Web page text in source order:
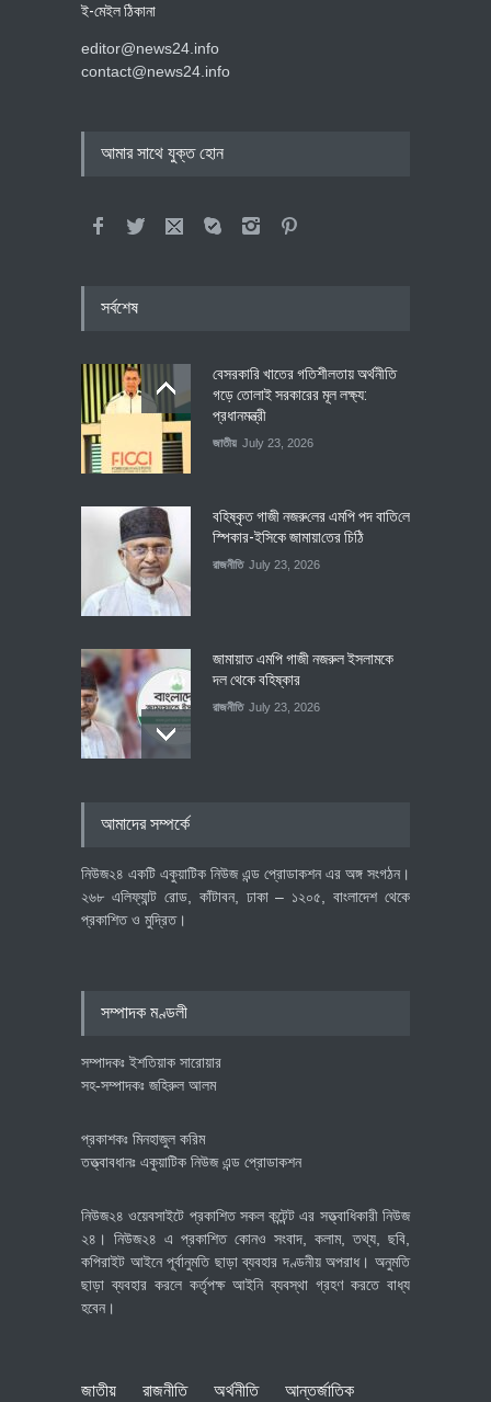
ই-মেইল ঠিকানা
editor@news24.info
contact@news24.info
আমার সাথে যুক্ত হোন
সর্বশেষ
বেসরকারি খাতের গতিশীলতায় অর্থনীতি
গড়ে তোলাই সরকারের মূল লক্ষ্য:
প্রধানমন্ত্রী
জাতীয় July 23, 2026
বহিষ্কৃত গাজী নজরু‌লের এম‌পি পদ বা‌তি‌লে
স্পিকার-ইসিকে জামায়া‌তের চি‌ঠি
রাজনীতি July 23, 2026
জামায়াত এমপি গাজী নজরুল ইসলামকে
দল থেকে বহিষ্কার
রাজনীতি July 23, 2026
আমাদের সম্পর্কে
নিউজ২৪ একটি একুয়াটিক নিউজ এন্ড প্রোডাকশন এর অঙ্গ সংগঠন।
২৬৮ এলিফ্যান্ট রোড, কাঁটাবন, ঢাকা – ১২০৫, বাংলাদেশ থেকে
প্রকাশিত ও মুদ্রিত।
সম্পাদক মণ্ডলী
সম্পাদকঃ ইশতিয়াক সারোয়ার
সহ-সম্পাদকঃ জহিরুল আলম
প্রকাশকঃ মিনহাজুল করিম
তত্ত্বাবধানঃ একুয়াটিক নিউজ এন্ড প্রোডাকশন
নিউজ২৪ ওয়েবসাইটে প্রকাশিত সকল কন্টেন্ট এর সত্ত্বাধিকারী নিউজ
২৪। নিউজ২৪ এ প্রকাশিত কোনও সংবাদ, কলাম, তথ্য, ছবি,
কপিরাইট আইনে পূর্বানুমতি ছাড়া ব্যবহার দণ্ডনীয় অপরাধ। অনুমতি
ছাড়া ব্যবহার করলে কর্তৃপক্ষ আইনি ব্যবস্থা গ্রহণ করতে বাধ্য
হবেন।
জাতীয় রাজনীতি অর্থনীতি আন্তর্জাতিক